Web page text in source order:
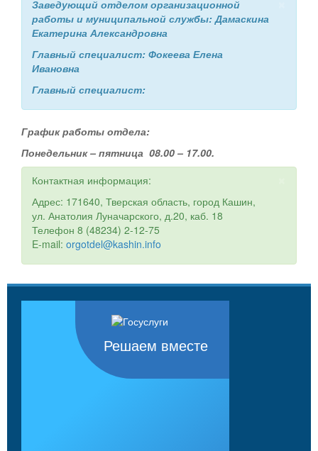
Заведующий отделом организационной
работы и муниципальной службы: Дамаскина
Екатерина Александровна
Главный специалист: Фокеева Елена
Ивановна
Главный специалист:
График работы отдела:
Понедельник – пятница 08.00 – 17.00.
Контактная информация:
Адрес: 171640, Тверская область, город Кашин,
ул. Анатолия Луначарского, д.20, каб. 18
Телефон 8 (48234) 2-12-75
E-mail: orgotdel@kashin.info
Решаем вместе